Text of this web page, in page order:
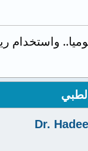
واستخدام
Dr.